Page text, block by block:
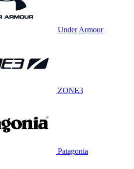
Under Armour
ZONE3
Patagonia